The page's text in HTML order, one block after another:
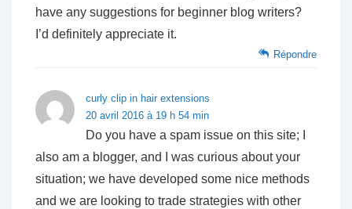
have any suggestions for beginner blog writers?
I’d definitely appreciate it.
Répondre
curly clip in hair extensions
20 avril 2016 à 19 h 54 min
Do you have a spam issue on this site; I
also am a blogger, and I was curious about your
situation; we have developed some nice methods
and we are looking to trade strategies with other